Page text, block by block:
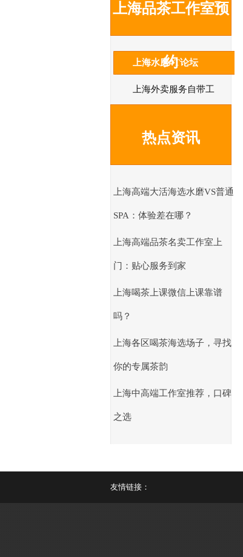
上海品茶工作室预
约
上海水磨4T论坛
上海外卖服务自带工
热点资讯
上海高端大活海选水磨VS普通
SPA：体验差在哪？
上海高端品茶名卖工作室上
门：贴心服务到家
上海喝茶上课微信上课靠谱
吗？
上海各区喝茶海选场子，寻找
你的专属茶韵
上海中高端工作室推荐，口碑
之选
友情链接：